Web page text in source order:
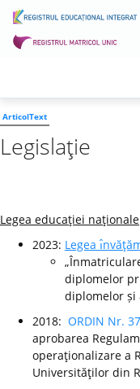
ArticolText
Legislaţie
Legea educaţiei naţionale
2023: Legea
diplomelor
diplomelor și
2018: ORDIN Nr.
aprobarea
operaţionalizare a
Universităţilor din